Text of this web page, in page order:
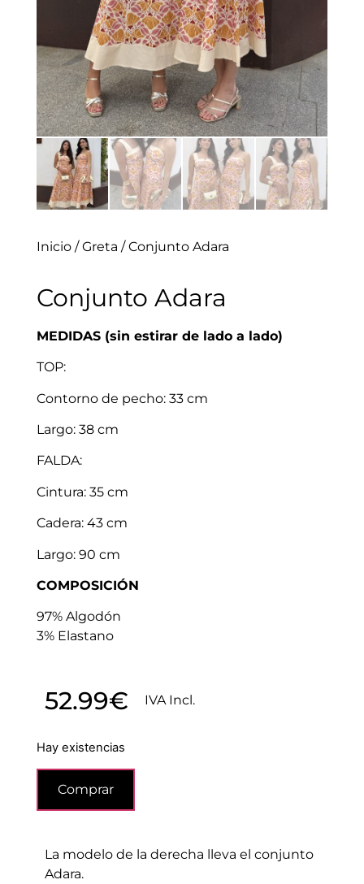
Inicio/Greta / Conjunto Adara
Conjunto Adara
MEDIDAS (sin estirar de lado a lado)
TOP:
Contorno de pecho: 33 cm
Largo: 38 cm
FALDA:
Cintura: 35 cm
Cadera: 43 cm
Largo: 90 cm
COMPOSICIÓN
97% Algodón
3% Elastano
52.99€ IVA Incl.
Hay existencias
Comprar
La modelo de la derecha lleva el conjunto
Adara.